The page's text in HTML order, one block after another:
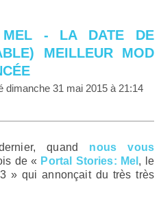
MEL - LA DATE DE
MEILLEUR MOD
dimanche 31 mai 2015 à 21:14
quand nous vous
de « Portal Stories: Mel , le
» qui annonçait du très très